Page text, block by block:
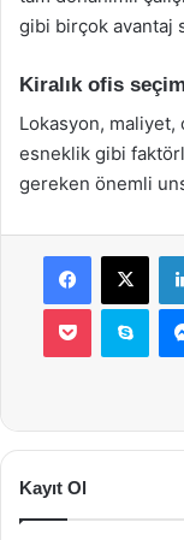
gibi birçok avantaj
Kiralık ofis
Lokasyon,
esneklik gibi
gereken önemli
Facebook
X
Pocket
Kayıt Ol